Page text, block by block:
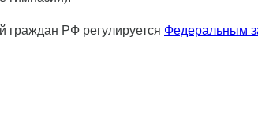
граждан РФ регулируется Федеральным